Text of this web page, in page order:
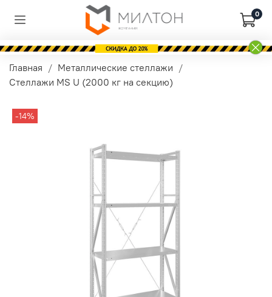
0
Главная
Металлические стеллажи
Стеллажи MS U (2000 кг на секцию)
-14%